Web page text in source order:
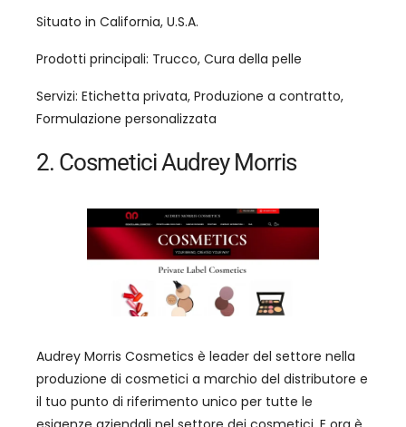
Situato in California, U.S.A.
Prodotti principali: Trucco, Cura della pelle
Servizi: Etichetta privata, Produzione a contratto,
Formulazione personalizzata
2. Cosmetici Audrey Morris
Audrey Morris Cosmetics è leader del settore nella
produzione di cosmetici a marchio del distributore e
il tuo punto di riferimento unico per tutte le